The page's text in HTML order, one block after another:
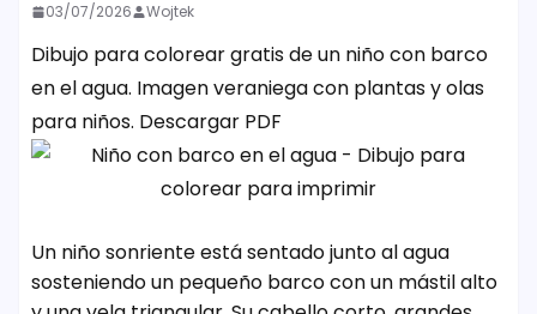
03/07/2026 Wojtek
Dibujo para colorear gratis de un niño con barco
en el agua. Imagen veraniega con plantas y olas
para niños. Descargar PDF
Un niño sonriente está sentado junto al agua
sosteniendo un pequeño barco con un mástil alto